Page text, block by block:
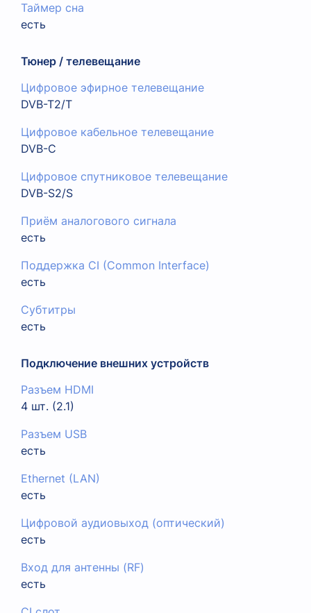
Таймер сна
есть
Тюнер / телевещание
Цифровое эфирное телевещание
DVB-T2/T
Цифровое кабельное телевещание
DVB-C
Цифровое спутниковое телевещание
DVB-S2/S
Приём аналогового сигнала
есть
Поддержка CI (Common Interface)
есть
Субтитры
есть
Подключение внешних устройств
Разъем HDMI
4 шт. (2.1)
Разъем USB
есть
Ethernet (LAN)
есть
Цифровой аудиовыход (оптический)
есть
Вход для антенны (RF)
есть